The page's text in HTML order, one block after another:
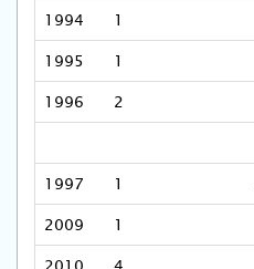
1994 1
1995 1
1996 2
1997 1
2009 1
2010 4